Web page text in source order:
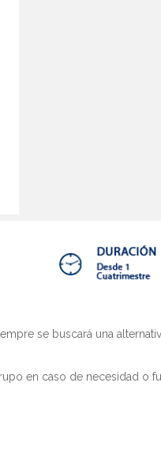
se buscará una
en caso de necesidad o